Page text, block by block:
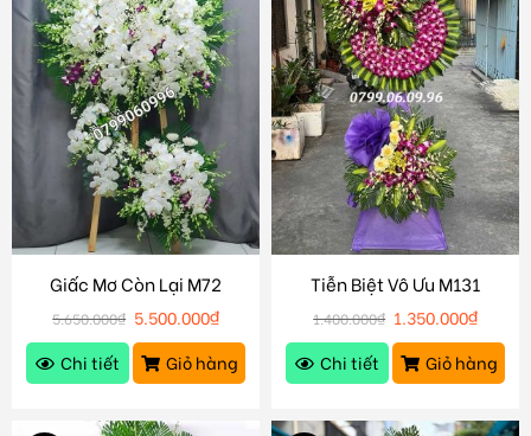
Giấc Mơ Còn Lại M72
5.650.000₫ 5.500.000₫
Chi tiết
Giỏ hàng
Tiễn Biệt Vô Ưu M131
1.400.000₫ 1.350.000₫
Chi tiết
Giỏ hàng